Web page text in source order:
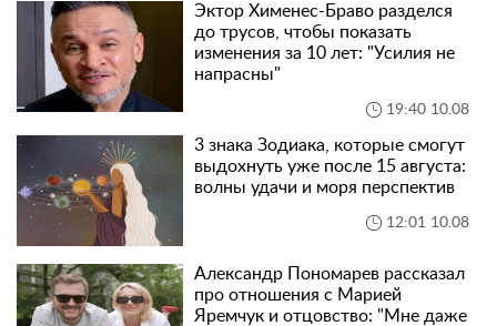
Эктор Хименес-Браво разделся
до трусов, чтобы показать
изменения за 10 лет: "Усилия не
напрасны"
19:40 10.08
3 знака Зодиака, которые смогут
выдохнуть уже после 15 августа:
волны удачи и моря перспектив
12:01 10.08
Александр Пономарев рассказал
про отношения с Марией
Яремчук и отцовство: "Мне даже